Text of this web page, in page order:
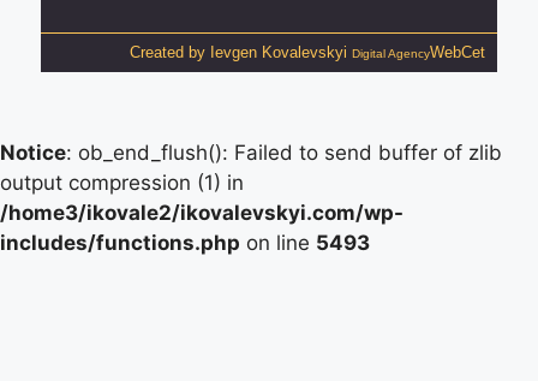
Created by Ievgen Kovalevskyi Digital AgencyWebCet
Notice: ob_end_flush(): Failed to send buffer of zlib
output compression (1) in
/home3/ikovale2/ikovalevskyi.com/wp-
includes/functions.php on line 5493